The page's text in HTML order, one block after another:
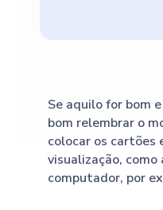
Se aquilo for bom
bom relembrar o
colocar os cartões
visualização,
computador, por